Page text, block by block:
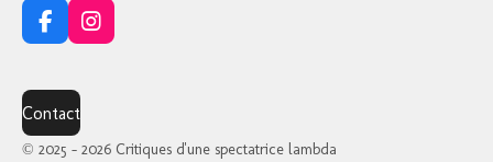
F
a
e
b
o
o
I
n
r
Contact
© 2025 - 2026 Critiques d'une spectatrice lambda